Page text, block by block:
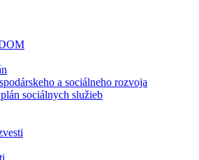
a sociálneho rozvoja
sociálnych služieb